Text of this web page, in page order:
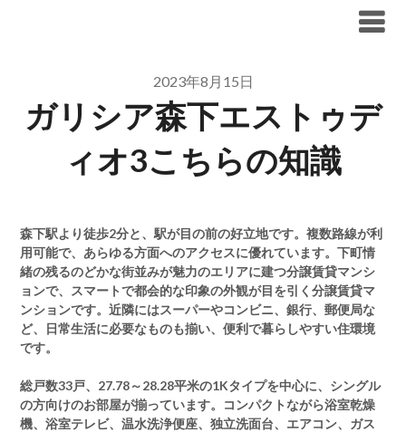
2023年8月15日
ガリシア森下エストゥデ
ィオ3こちらの知識
森下駅より徒歩2分と、駅が目の前の好立地です。複数路線が利
用可能で、あらゆる方面へのアクセスに優れています。下町情
緒の残るのどかな街並みが魅力のエリアに建つ分譲賃貸マンシ
ョンで、スマートで都会的な印象の外観が目を引く分譲賃貸マ
ンションです。近隣にはスーパーやコンビニ、銀行、郵便局な
ど、日常生活に必要なものも揃い、便利で暮らしやすい住環境
です。
総戸数33戸、27.78～28.28平米の1Kタイプを中心に、シングル
の方向けのお部屋が揃っています。コンパクトながら浴室乾燥
機、浴室テレビ、温水洗浄便座、独立洗面台、エアコン、ガス